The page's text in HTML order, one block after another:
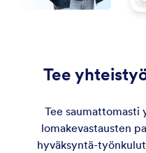
Tee
Tee saumattomasti
lomakevastausten
hyväksyntä-